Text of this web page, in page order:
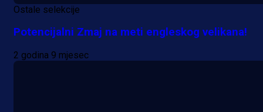
Ostale selekcije
Potencijalni Zmaj na meti engleskog velikana!
2 godina 9 mjesec